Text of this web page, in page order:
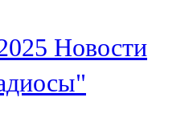
Новости